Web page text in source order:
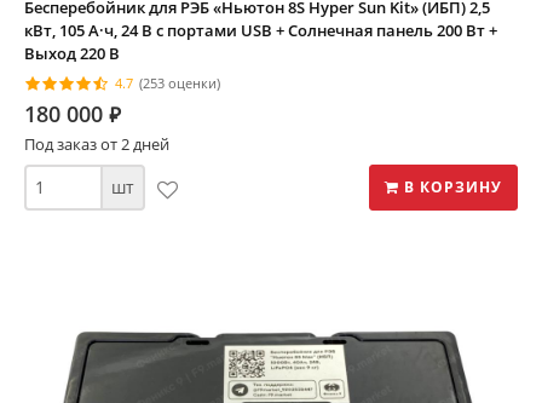
Бесперебойник для РЭБ «Ньютон 8S Hyper Sun Kit» (ИБП) 2,5
кВт, 105 А·ч, 24 В с портами USB + Солнечная панель 200 Вт +
Выход 220 В
4.7 (253 оценки)
180 000 ⃏
Под заказ от 2 дней
шт В КОРЗИНУ